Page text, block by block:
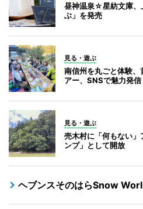
昼神温泉☆星紡文庫、
ぶ」を発売
見る・遊ぶ
南信州を丸ごと体験
アー、SNSで魅力発信
見る・遊ぶ
売木村に「何もない」
ンプ」として開放
ヘブンスそのはらSnow